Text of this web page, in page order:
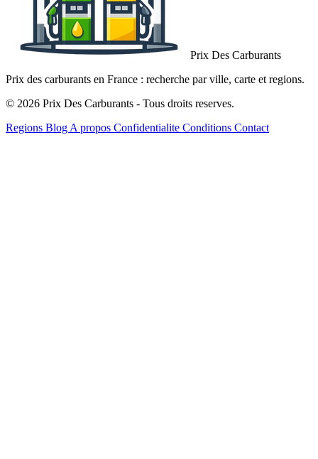
Prix Des Carburants
Prix des carburants en France : recherche par ville, carte et regions.
© 2026 Prix Des Carburants - Tous droits reserves.
Regions Blog A propos Confidentialite Conditions Contact